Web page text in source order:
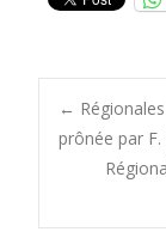
←
prônée par